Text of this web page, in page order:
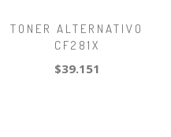
TONER ALTERNATIVO
CF281X
$39.151